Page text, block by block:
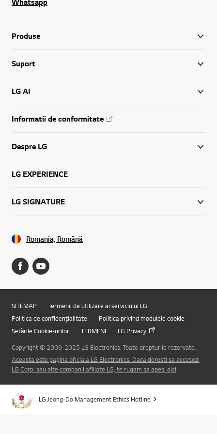
Whatsapp
Produse
Suport
LG AI
Informatii de conformitate
Despre LG
LG EXPERIENCE
LG SIGNATURE
Romania, Română
SITEMAP
Termenii de utilizare ai serviciului LG
Politica de confidențialitate
Politica privind modulele cookie
Setările Cookie-urilor
TERMENI
LG Privacy
Copyright © 2009-2025 LG Electronics. Toate drepturile rezervate.
Aceasta este pagina oficiala LG Electronics. Daca doresti sa accesezi
LG Corp. sau alte companii afiliate LG, te rugam sa apesi aici
LG Jeong-Do Management Ethics Hotline
Online Chat